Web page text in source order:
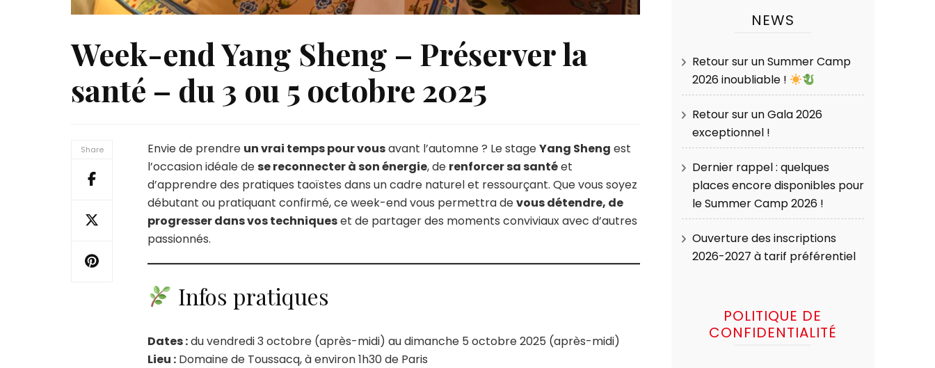
Week-end Yang Sheng – Préserver la
santé – du 3 ou 5 octobre 2025
Share Envie de prendre un vrai temps pour vousavant l’automne ? Le stageYang Sheng est
l’occasion idéale dese reconnecter à son énergie, de renforcer sa santéet
d’apprendre des pratiques taoïstes dans un cadre naturel et ressourçant. Que vous soyez
débutant ou pratiquant confirmé, ce week-end vous permettra devous détendre, de
progresser dans vos techniqueset de partager des moments conviviaux avec d’autres
passionnés.
Infos pratiques
Dates :du vendredi 3 octobre (après-midi) au dimanche 5 octobre 2025 (après-midi)
Lieu : Domaine de Toussacq, à environ 1h30 de Paris
NEWS
Retour sur un Summer Camp
2026 inoubliable !
Retour sur un Gala 2026
exceptionnel !
Dernier rappel : quelques
places encore disponibles pour
le Summer Camp 2026 !
Ouverture des inscriptions
2026-2027 à tarif préférentiel
POLITIQUE DE
CONFIDENTIALITÉ